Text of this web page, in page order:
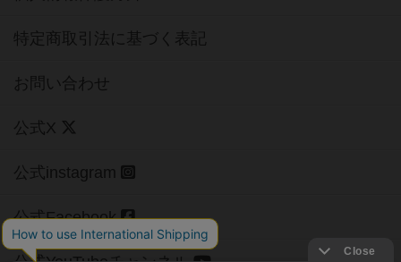
特定商取引法に基づく表記
お問い合わせ
公式X
公式instagram
公式Facebook